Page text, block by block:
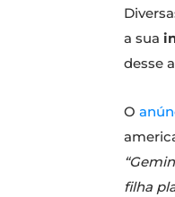
a sua
desse
O
filha